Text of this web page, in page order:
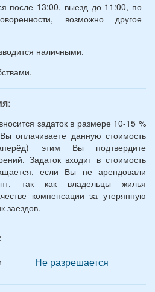
после 13:00, выезд до 11:00, по
возможно другое
наличными.
задаток в размере 10-15 %
оплачиваете данную стоимость
этим Вы подтвердите
Задаток входит в стоимость
если Вы не арендовали
так как владельцы жилья
компенсации за утерянную
заездов.
Не разрешается